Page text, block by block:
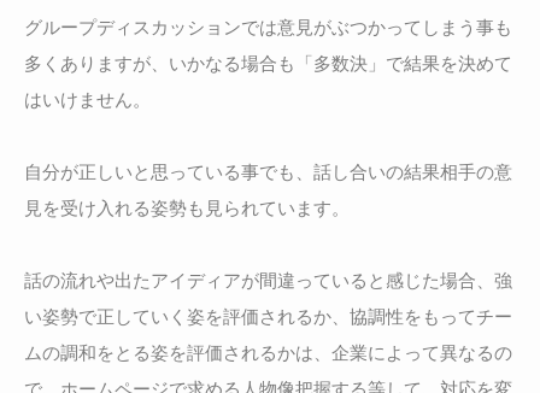
グループディスカッションでは意見がぶつかってしまう事も
多くありますが、いかなる場合も「多数決」で結果を決めて
はいけません。
自分が正しいと思っている事でも、話し合いの結果相手の意
見を受け入れる姿勢も見られています。
話の流れや出たアイディアが間違っていると感じた場合、強
い姿勢で正していく姿を評価されるか、協調性をもってチー
ムの調和をとる姿を評価されるかは、企業によって異なるの